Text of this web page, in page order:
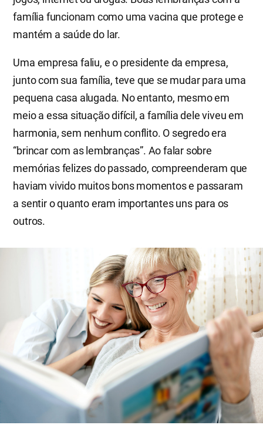
família funcionam como uma vacina que protege e
mantém a saúde do lar.
Uma empresa faliu, e o presidente da empresa,
junto com sua família, teve que se mudar para uma
pequena casa alugada. No entanto, mesmo em
meio a essa situação difícil, a família dele viveu em
harmonia, sem nenhum conflito. O segredo era
“brincar com as lembranças”. Ao falar sobre
memórias felizes do passado, compreenderam que
haviam vivido muitos bons momentos e passaram
a sentir o quanto eram importantes uns para os
outros.